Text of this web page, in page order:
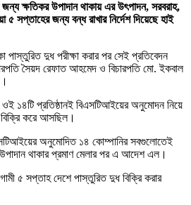
জন্য ক্ষতিকর উপাদান থাকায় এর উৎপাদন, সরবরাহ,
৫ সপ্তাহের জন্য বন্ধ রাখার নির্দেশ দিয়েছে হাই
পাস্তুরিত দুধ পরীক্ষা করার পর সেই প্রতিবেদন
সৈয়দ রেফাত আহমেদ ও বিচারপতি মো. ইকবাল
ওই ১৪টি প্রতিষ্ঠানই বিএসটিআইয়ের অনুমোদন নিয়ে
করে আসছিল।
অনুমোদিত ১৪ কোম্পানির সবগুলোতেই
থাকার প্রমাণ মেলার পর এ আদেশ এল।
৫ সপ্তাহ দেশে পাস্তুরিত দুধ বিক্রি করার